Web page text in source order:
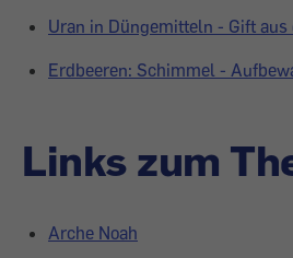
Uran in Düngemitteln - Gift aus
Erdbeeren: Schimmel -
Links zum
Arche Noah